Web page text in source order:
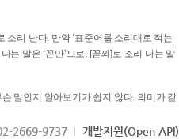
소리 난다. 만약 ‘표준어를 소리대로 적는
말인지 알아보기가 쉽지 않다. 의미가 같
2669-9737 개발지원(Open API)